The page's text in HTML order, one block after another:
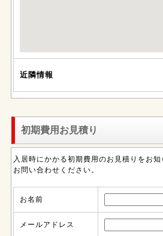
近隣情報
初期費用お見積り
入居時にかかる初期費用のお見積りをお
お問い合わせください。
お名前
メールアドレス